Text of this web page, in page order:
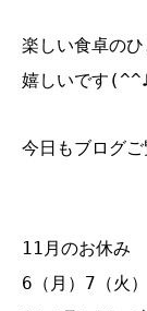
楽しい食卓の
嬉しいです
今日もブログ
11月のお休み
6（月）7（火